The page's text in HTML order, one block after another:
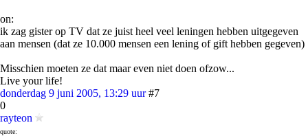
on:
ik zag gister op TV dat ze juist heel veel leningen hebben uitgegeven
aan mensen (dat ze 10.000 mensen een lening of gift hebben gegeven)
Misschien moeten ze dat maar even niet doen ofzow...
Live your life!
donderdag 9 juni 2005, 13:29 uur #7
0
rayteon
quote: